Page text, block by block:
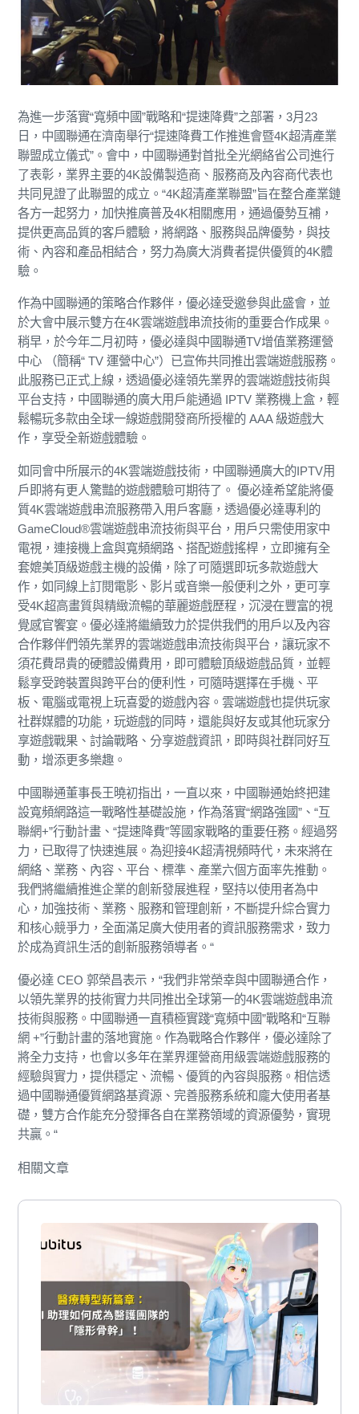
為進一步落實“寬頻中國”戰略和“提速降費”之部署，3月23
日，中國聯通在濟南舉行“提速降費工作推進會暨4K超清產業
聯盟成立儀式”。會中，中國聯通對首批全光網絡省公司進行
了表彰，業界主要的4K設備製造商、服務商及內容商代表也
共同見證了此聯盟的成立。“4K超清產業聯盟”旨在整合產業鏈
各方一起努力，加快推廣普及4K相關應用，通過優勢互補，
提供更高品質的客戶體驗，將網路、服務與品牌優勢，與技
術、內容和產品相結合，努力為廣大消費者提供優質的4K體
驗。
作為中國聯通的策略合作夥伴，優必達受邀參與此盛會，並
於大會中展示雙方在4K雲端遊戲串流技術的重要合作成果。
稍早，於今年二月初時，優必達與中國聯通TV增值業務運營
中心 （簡稱“ TV 運營中心”）已宣佈共同推出雲端遊戲服務。
此服務已正式上線，透過優必達領先業界的雲端遊戲技術與
平台支持，中國聯通的廣大用戶能通過 IPTV 業務機上盒，輕
鬆暢玩多款由全球一線遊戲開發商所授權的 AAA 級遊戲大
作，享受全新遊戲體驗。
如同會中所展示的4K雲端遊戲技術，中國聯通廣大的IPTV用
戶即將有更人驚豔的遊戲體驗可期待了。 優必達希望能將優
質4K雲端遊戲串流服務帶入用戶客廳，透過優必達專利的
GameCloud®雲端遊戲串流技術與平台，用戶只需使用家中
電視，連接機上盒與寬頻網路、搭配遊戲搖桿，立即擁有全
套媲美頂級遊戲主機的設備，除了可隨選即玩多款遊戲大
作，如同線上訂閱電影、影片或音樂一般便利之外，更可享
受4K超高畫質與精緻流暢的華麗遊戲歷程，沉浸在豐富的視
覺感官饗宴。優必達將繼續致力於提供我們的用戶以及內容
合作夥伴們領先業界的雲端遊戲串流技術與平台，讓玩家不
須花費昂貴的硬體設備費用，即可體驗頂級遊戲品質，並輕
鬆享受跨裝置與跨平台的便利性，可隨時選擇在手機、平
板、電腦或電視上玩喜愛的遊戲內容。雲端遊戲也提供玩家
社群媒體的功能，玩遊戲的同時，還能與好友或其他玩家分
享遊戲戰果、討論戰略、分享遊戲資訊，即時與社群同好互
動，增添更多樂趣。
中國聯通董事長王曉初指出，一直以來，中國聯通始終把建
設寬頻網路這一戰略性基礎設施，作為落實“網路強國”、“互
聯網+”行動計畫、“提速降費”等國家戰略的重要任務。經過努
力，已取得了快速進展。為迎接4K超清視頻時代，未來將在
網絡、業務、內容、平台、標準、產業六個方面率先推動。
我們將繼續推進企業的創新發展進程，堅持以使用者為中
心，加強技術、業務、服務和管理創新，不斷提升綜合實力
和核心競爭力，全面滿足廣大使用者的資訊服務需求，致力
於成為資訊生活的創新服務領導者。“
優必達 CEO 郭榮昌表示，“我們非常榮幸與中國聯通合作，
以領先業界的技術實力共同推出全球第一的4K雲端遊戲串流
技術與服務。中國聯通一直積極實踐“寬頻中國”戰略和“互聯
網 +”行動計畫的落地實施。作為戰略合作夥伴，優必達除了
將全力支持，也會以多年在業界運營商用級雲端遊戲服務的
經驗與實力，提供穩定、流暢、優質的內容與服務。相信透
過中國聯通優質網路基資源、完善服務系統和龐大使用者基
礎，雙方合作能充分發揮各自在業務領域的資源優勢，實現
共贏。“
相關文章